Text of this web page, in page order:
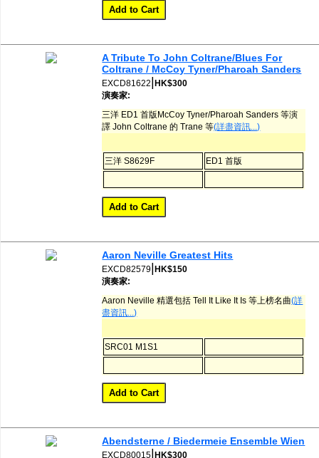
A Tribute To John Coltrane/Blues For
Coltrane / McCoy Tyner/Pharoah Sanders
EXCD81622 |HK$300
演奏家:
三洋 ED1 首版McCoy Tyner/Pharoah Sanders 等演
譯 John Coltrane 的 Trane 等(詳盡資訊...)
三洋 S8629F ED1 首版
Aaron Neville Greatest Hits
EXCD82579 |HK$150
演奏家:
Aaron Neville 精選包括 Tell It Like It Is 等上榜名曲(詳
盡資訊...)
SRC01 M1S1
Abendsterne / Biedermeie Ensemble Wien
EXCD80015 |HK$300